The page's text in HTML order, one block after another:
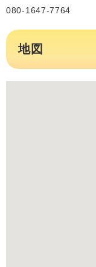
080-1647-7764
地図